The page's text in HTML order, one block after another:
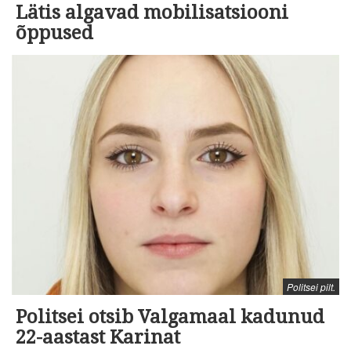
Lätis algavad mobilisatsiooni
õppused
Politsei pilt.
Politsei otsib Valgamaal kadunud
22-aastast Karinat